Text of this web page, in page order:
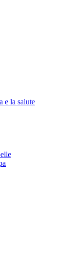
e la salute